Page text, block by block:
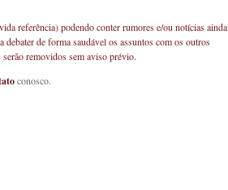
referência) podendo conter rumores e/ou notícias ainda
de forma saudável os assuntos com os outros
removidos sem aviso prévio.
conosco.